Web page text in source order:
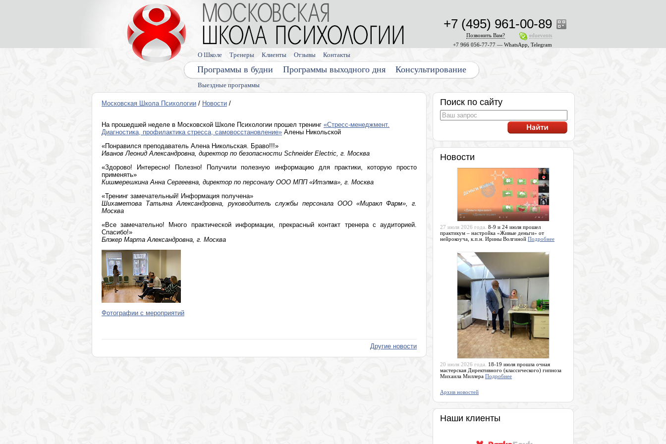
Выездные программы
Программы в будни Программы выходного дня Консультирование
О Школе Тренеры Клиенты Отзывы Контакты
+7 966 056-77-77 — WhatsApp, Telegram
eduevents
Позвонить Вам?
+7 (495) 961-00-89
Московская Школа Психологии / Новости /
На прошедшей неделе в Московской Школе Психологии прошел тренинг «Стресс-менеджмент.
Диагностика, профилактика стресса, самовосстановление» Алены Никольской
«Понравился преподаватель Алена Никольская. Браво!!!»
Иванов Леонид Александровна, директор по безопасности Schneider Electric, г. Москва
«Здорово! Интересно! Полезно! Получили полезную информацию для практики, которую просто
применять»
Кишмерешкина Анна Сергеевна, директор по персоналу ООО МПП «Итэлма», г. Москва
«Тренинг замечательный! Информация получена»
Шихаметова Татьяна Александровна, руководитель службы персонала ООО «Миракл Фарм», г.
Москва
«Все замечательно! Много практической информации, прекрасный контакт тренера с аудиторией.
Спасибо!»
Блэкер Марта Александровна, г. Москва
Фотографии с мероприятий
Другие новости
Поиск по сайту
Новости
27 июля 2026 года. 8-9 и 24 июля прошел
практикум – настройка «Живые деньги» от
нейрокоуча, к.п.н. Ирины Волгиной Подробнее
20 июля 2026 года.
18-19 июля прошла очная
мастерская Директивного (классического) гипноза
Михаила Миллера Подробнее
Архив новостей
Наши клиенты